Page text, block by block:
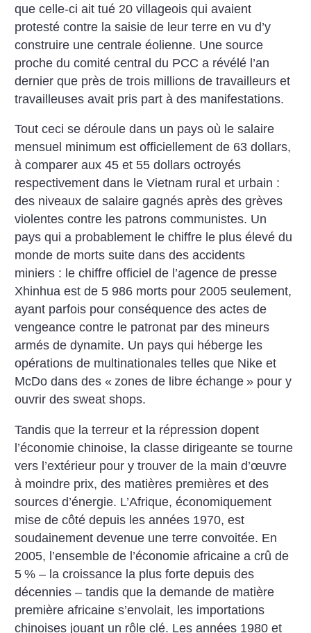
que celle-ci ait tué 20 villageois qui avaient
protesté contre la saisie de leur terre en vu d’y
construire une centrale éolienne. Une source
proche du comité central du PCC a révélé l’an
dernier que près de trois millions de travailleurs et
travailleuses avait pris part à des manifestations.
Tout ceci se déroule dans un pays où le salaire
mensuel minimum est officiellement de 63 dollars,
à comparer aux 45 et 55 dollars octroyés
respectivement dans le Vietnam rural et urbain :
des niveaux de salaire gagnés après des grèves
violentes contre les patrons communistes. Un
pays qui a probablement le chiffre le plus élevé du
monde de morts suite dans des accidents
miniers : le chiffre officiel de l’agence de presse
Xhinhua est de 5 986 morts pour 2005 seulement,
ayant parfois pour conséquence des actes de
vengeance contre le patronat par des mineurs
armés de dynamite. Un pays qui héberge les
opérations de multinationales telles que Nike et
McDo dans des « zones de libre échange » pour y
ouvrir des sweat shops.
Tandis que la terreur et la répression dopent
l’économie chinoise, la classe dirigeante se tourne
vers l’extérieur pour y trouver de la main d’œuvre
à moindre prix, des matières premières et des
sources d’énergie. L’Afrique, économiquement
mise de côté depuis les années 1970, est
soudainement devenue une terre convoitée. En
2005, l’ensemble de l’économie africaine a crû de
5 % – la croissance la plus forte depuis des
décennies – tandis que la demande de matière
première africaine s’envolait, les importations
chinoises jouant un rôle clé. Les années 1980 et